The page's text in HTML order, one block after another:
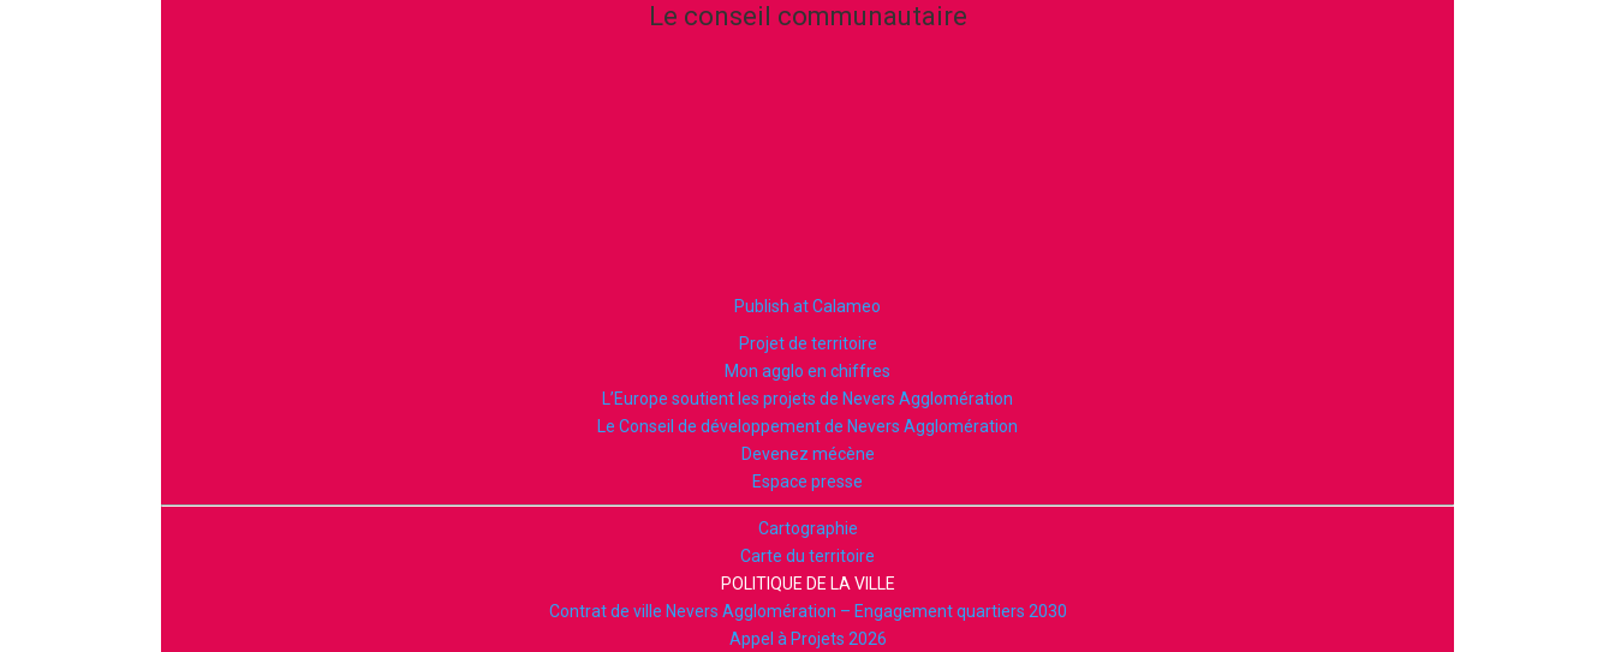
Le conseil communautaire
Publish at Calameo
Projet de territoire
Mon agglo en chiffres
L’Europe soutient les projets de Nevers Agglomération
Le Conseil de développement de Nevers Agglomération
Devenez mécène
Espace presse
Cartographie
Carte du territoire
POLITIQUE DE LA VILLE
Contrat de ville Nevers Agglomération – Engagement quartiers 2030
Appel à Projets 2026